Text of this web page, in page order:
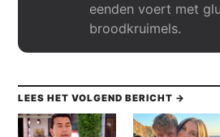
eenden voert met
broodkruimels.
LEES HET VOLGEND BERICHT →